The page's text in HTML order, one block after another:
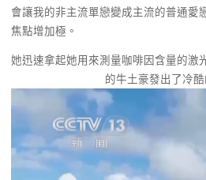
會讓我的非主流單戀變成主流的普通愛
焦點增加極。
她迅速拿起她用來測量咖啡因含量的激
的牛土豪發出了冷酷